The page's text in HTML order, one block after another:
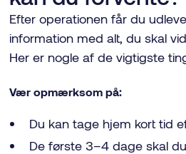
Efter operationen får du
information med alt, du skal
Her er nogle af de vigtigste
Vær opmærksom på:
Du kan tage hjem kort tid
De første 3–4 dage skal